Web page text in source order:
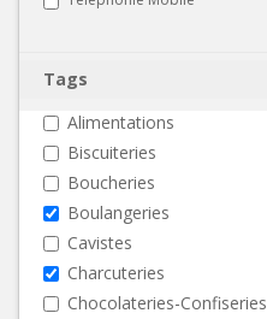
Tags
Alimentations
Biscuiteries
Boucheries
Boulangeries
Cavistes
Charcuteries
Chocolateries-Confiseries